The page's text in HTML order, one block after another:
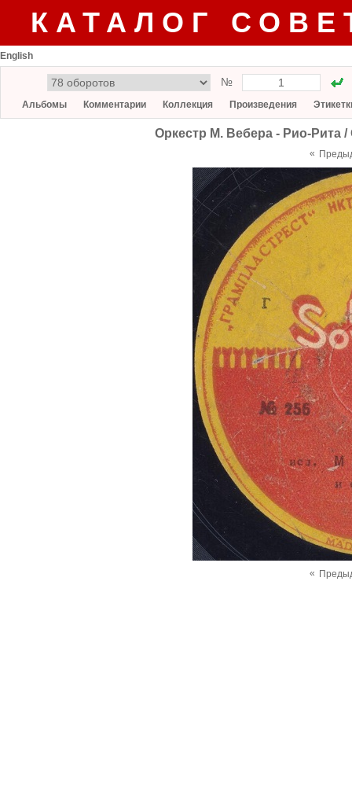
КАТАЛОГ
English
№
Альбомы Комментарии Коллекция Произведения
Оркестр М. Вебера - Рио-Рита
«
«